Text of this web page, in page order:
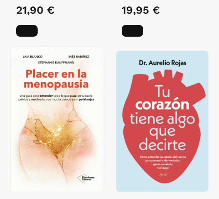
21,90 € 19,95 €